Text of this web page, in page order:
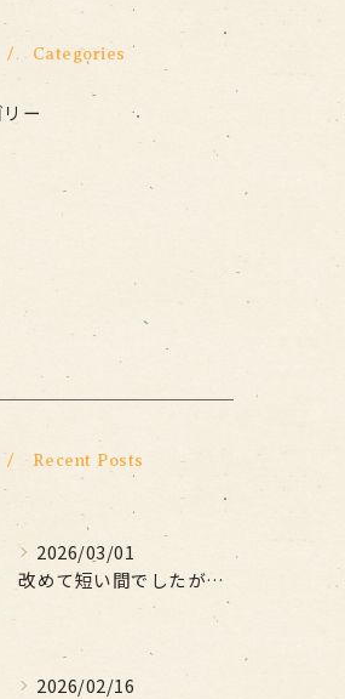
Categories
ー
Recent Posts
2026/03/01
改めて短い間でしたがお世話になりました
2026/02/16